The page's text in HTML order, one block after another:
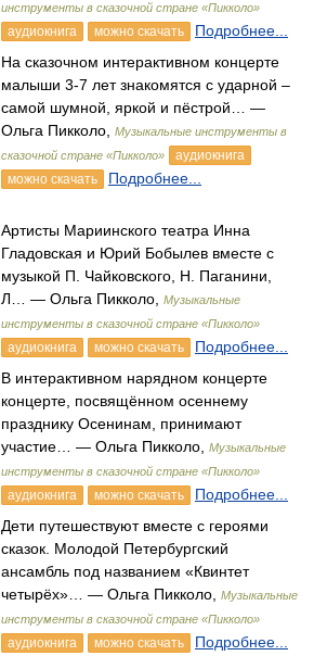
инструменты в сказочной стране «Пикколо»
аудиокнига можно скачать
Подробнее...
На сказочном интерактивном концерте
малыши 3-7 лет знакомятся с ударной –
самой шумной, яркой и пёстрой… —
Ольга Пикколо,
Музыкальные инструменты в
сказочной стране «Пикколо»
аудиокнига
можно скачать
Подробнее...
Артисты Мариинского театра Инна
Гладовская и Юрий Бобылев вместе с
музыкой П. Чайковского, Н. Паганини,
Л… — Ольга Пикколо,
Музыкальные
инструменты в сказочной стране «Пикколо»
аудиокнига можно скачать
Подробнее...
В интерактивном нарядном концерте
концерте, посвящённом осеннему
празднику Осенинам, принимают
участие… — Ольга Пикколо,
Музыкальные
инструменты в сказочной стране «Пикколо»
аудиокнига можно скачать
Подробнее...
Дети путешествуют вместе с героями
сказок. Молодой Петербургский
ансамбль под названием «Квинтет
четырёх»… — Ольга Пикколо,
Музыкальные
инструменты в сказочной стране «Пикколо»
аудиокнига можно скачать
Подробнее...